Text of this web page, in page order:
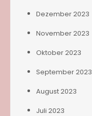
Dezember 2023
November 2023
Oktober 2023
September 2023
August 2023
Juli 2023